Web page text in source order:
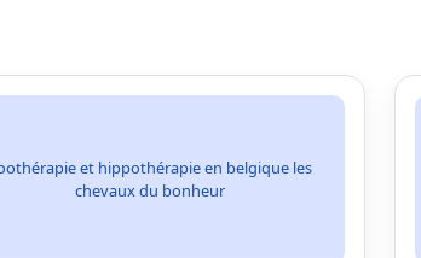
et hippothérapie en belgique les
chevaux du bonheur